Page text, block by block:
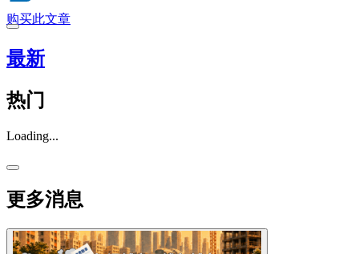
购买此文章
最新
热门
Loading...
更多消息